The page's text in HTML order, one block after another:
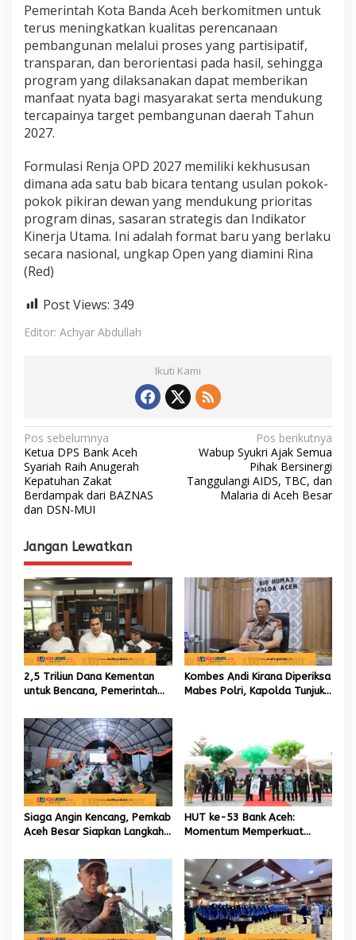
Pemerintah Kota Banda Aceh berkomitmen untuk
terus meningkatkan kualitas perencanaan
pembangunan melalui proses yang partisipatif,
transparan, dan berorientasi pada hasil, sehingga
program yang dilaksanakan dapat memberikan
manfaat nyata bagi masyarakat serta mendukung
tercapainya target pembangunan daerah Tahun
2027.
Formulasi Renja OPD 2027 memiliki kekhususan
dimana ada satu bab bicara tentang usulan pokok-
pokok pikiran dewan yang mendukung prioritas
program dinas, sasaran strategis dan Indikator
Kinerja Utama. Ini adalah format baru yang berlaku
secara nasional, ungkap Open yang diamini Rina
(Red)
Post Views: 349
Editor: Achyar Abdullah
Ikuti Kami
N
a
v
i
a
s
i
p
o
s
Pos sebelumnya
Ketua DPS Bank Aceh
Syariah Raih Anugerah
Kepatuhan Zakat
Berdampak dari BAZNAS
dan DSN-MUI
Pos berikutnya
Wabup Syukri Ajak Semua
Pihak Bersinergi
Tanggulangi AIDS, TBC, dan
Malaria di Aceh Besar
Jangan Lewatkan
2,5 Triliun Dana Kementan
untuk Bencana, Pemerintah
Kombes Andi Kirana Diperiksa
Mabes Polri, Kapolda Tunjuk
Aceh
Siaga Angin Kencang, Pemkab
Aceh Besar Siapkan Langkah
HUT ke-53 Bank Aceh:
Momentum Memperkuat
Keberkahan Bagi Aceh